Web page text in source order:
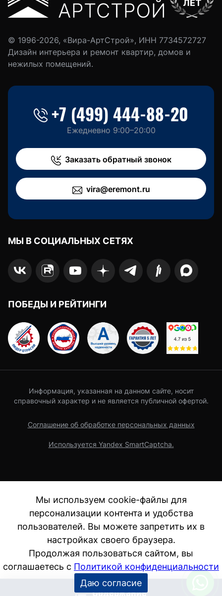
Содержание
© 1996-2026, «Вира-АртСтрой», ИНН 7734572727
Дизайн интерьера и ремонт квартир, домов и
нежилых помещений.
+7 (499) 444-88-20
Ежедневно 9:00–20:00
Заказать обратный звонок
vira@eremont.ru
МЫ В СОЦИАЛЬНЫХ СЕТЯХ
ПОБЕДЫ И РЕЙТИНГИ
Информация, указанная на данном сайте, носит
справочный характер и не является публичной офертой.
Соглашение об обработке персональных данных
Используется Yandex SmartCaptcha.
Мы используем cookie-файлы для
персонализации контента и удобства
пользователей. Вы можете запретить их в
настройках своего браузера.
Продолжая пользоваться сайтом, вы
соглашаетесь с Политикой конфиденциальности
Даю согласие